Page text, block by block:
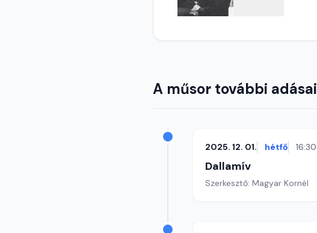
A műsor további adásai
2025. 12. 01. hétfő 16:30
Dallamív
Szerkesztő: Magyar Kornél